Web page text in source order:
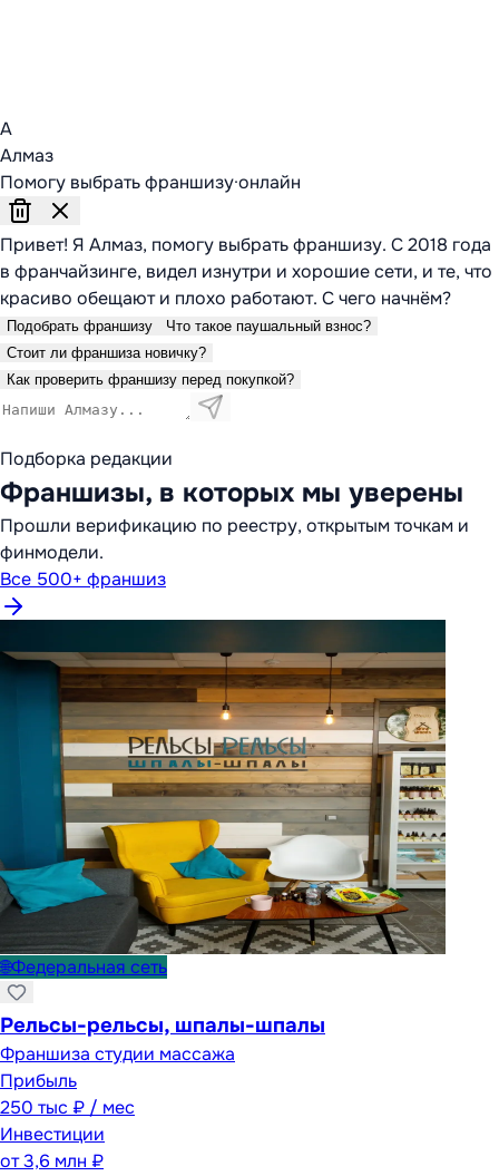
А
Алмаз
Помогу выбрать франшизу·онлайн
Привет! Я Алмаз, помогу выбрать франшизу. С 2018 года
в франчайзинге, видел изнутри и хорошие сети, и те, что
красиво обещают и плохо работают. С чего начнём?
Подобрать франшизу
Что такое паушальный взнос?
Стоит ли франшиза новичку?
Как проверить франшизу перед покупкой?
Подборка редакции
Франшизы, в которых мы уверены
Прошли верификацию по реестру, открытым точкам и
финмодели.
Все 500+ франшиз
🌐Федеральная сеть
Рельсы-рельсы, шпалы-шпалы
Франшиза студии массажа
Прибыль
250 тыс ₽ / мес
Инвестиции
от3,6 млн ₽